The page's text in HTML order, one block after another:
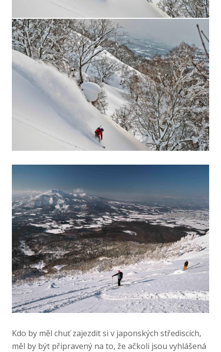
Kdo by měl chuť zajezdit si v japonských střediscích,
měl by být připravený na to, že ačkoli jsou vyhlášená